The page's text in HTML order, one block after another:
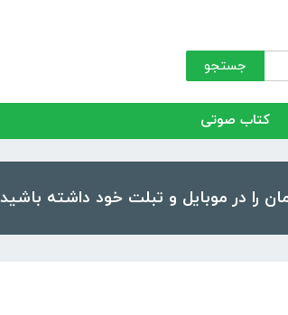
جستجو
کتاب صوتی